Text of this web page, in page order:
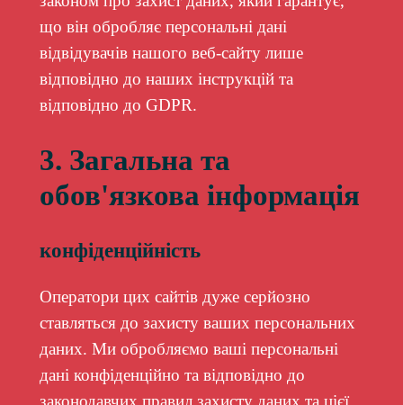
що він обробляє персональні дані
відвідувачів нашого веб-сайту лише
відповідно до наших інструкцій та
відповідно до GDPR.
3. Загальна та
обов'язкова інформація
конфіденційність
Оператори цих сайтів дуже серйозно
ставляться до захисту ваших персональних
даних. Ми обробляємо ваші персональні
дані конфіденційно та відповідно до